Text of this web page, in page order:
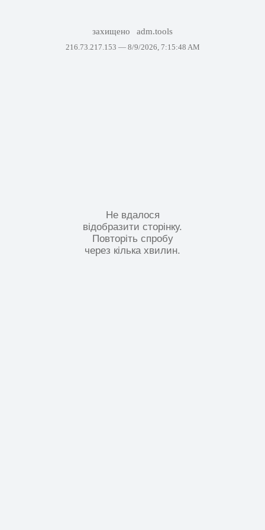
захищено adm.tools
216.73.217.153 — 8/9/2026, 7:15:48 AM
Не вдалося
відобразити сторінку.
Повторіть спробу
через кілька хвилин.